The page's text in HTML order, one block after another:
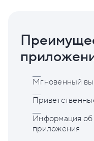
Мгновенный
Информация об
приложения